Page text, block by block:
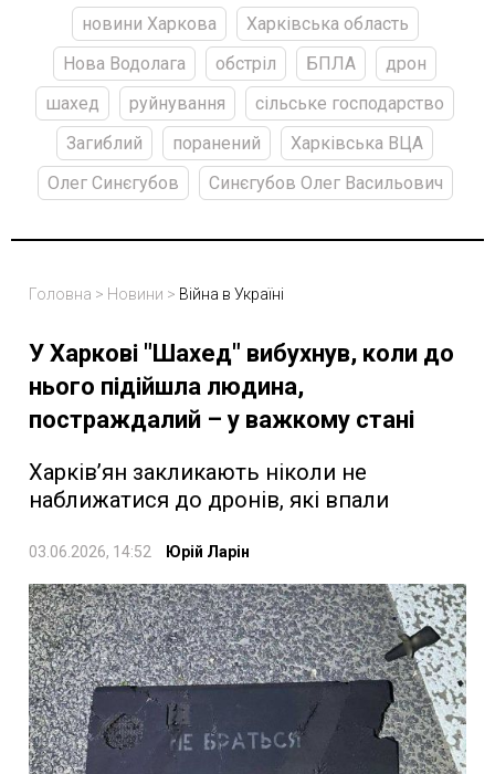
новини Харкова
Харківська область
Нова Водолага
обстріл БПЛА
дрон
шахед
руйнування
сільське господарство
Загиблий
поранений
Харківська ВЦА
Олег Синєгубов
Синєгубов Олег Васильович
Головна > Новини > Війна в Україні
У Харкові "Шахед" вибухнув, коли до
нього підійшла людина,
постраждалий – у важкому стані
Харків’ян закликають ніколи не
наближатися до дронів, які впали
03.06.2026, 14:52 Юрій Ларін